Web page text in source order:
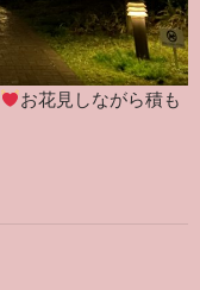
お花見しながら積も